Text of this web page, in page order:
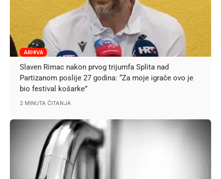
ARHIVA
Slaven Rimac nakon prvog trijumfa Splita nad
Partizanom poslije 27 godina: “Za moje igrače ovo je
bio festival košarke”
2 MINUTA ČITANJA